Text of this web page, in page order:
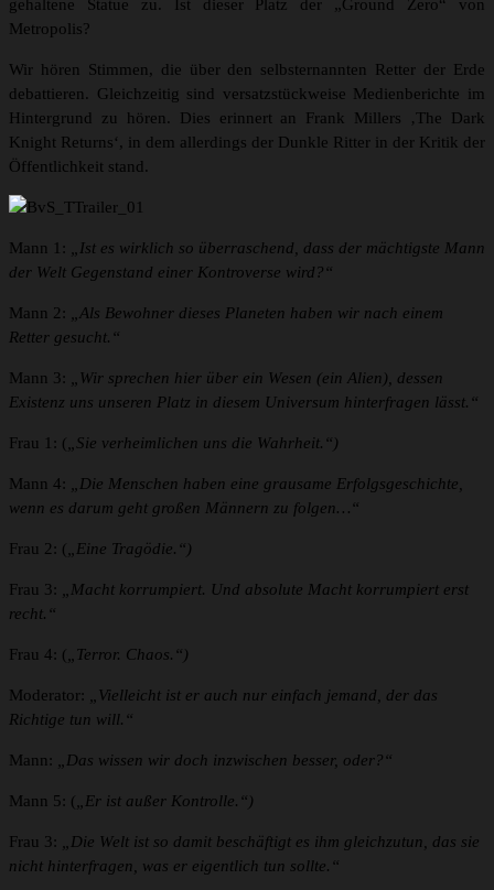
gehaltene Statue zu. Ist dieser Platz der „Ground Zero“ von
Metropolis?
Wir hören Stimmen, die über den selbsternannten Retter der Erde
debattieren. Gleichzeitig sind versatzstückweise Medienberichte im
Hintergrund zu hören. Dies erinnert an Frank Millers ‚The Dark
Knight Returns‘, in dem allerdings der Dunkle Ritter in der Kritik der
Öffentlichkeit stand.
Mann 1: „Ist es wirklich so überraschend, dass der mächtigste Mann
der Welt Gegenstand einer Kontroverse wird?“
Mann 2: „Als Bewohner dieses Planeten haben wir nach einem
Retter gesucht.“
Mann 3: „Wir sprechen hier über ein Wesen (ein Alien), dessen
Existenz uns unseren Platz in diesem Universum hinterfragen lässt.“
Frau 1: („Sie verheimlichen uns die Wahrheit.“)
Mann 4: „Die Menschen haben eine grausame Erfolgsgeschichte,
wenn es darum geht großen Männern zu folgen…“
Frau 2: („Eine Tragödie.“)
Frau 3: „Macht korrumpiert. Und absolute Macht korrumpiert erst
recht.“
Frau 4: („Terror. Chaos.“)
Moderator: „Vielleicht ist er auch nur einfach jemand, der das
Richtige tun will.“
Mann: „Das wissen wir doch inzwischen besser, oder?“
Mann 5: („Er ist außer Kontrolle.“)
Frau 3: „Die Welt ist so damit beschäftigt es ihm gleichzutun, das sie
nicht hinterfragen, was er eigentlich tun sollte.“